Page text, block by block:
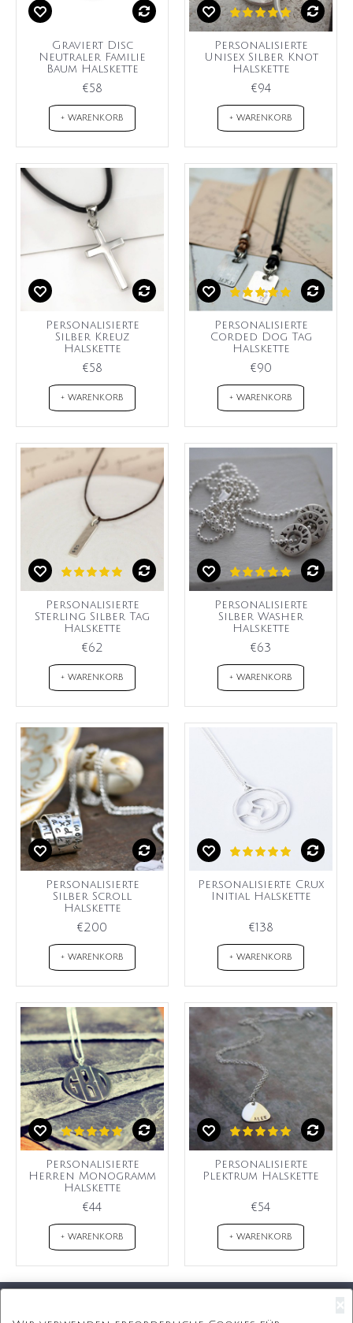
Graviert Disc
Neutraler Familie
Baum Halskette
€58
+ WARENKORB
Personalisierte
Unisex Silber Knot
Halskette
€94
+ WARENKORB
Personalisierte
Silber Kreuz
Halskette
€58
+ WARENKORB
Personalisierte
Corded Dog Tag
Halskette
€90
+ WARENKORB
Personalisierte
Sterling Silber Tag
Halskette
€62
+ WARENKORB
Personalisierte
Silber Washer
Halskette
€63
+ WARENKORB
Personalisierte
Silber Scroll
Halskette
€200
+ WARENKORB
Personalisierte Crux
Initial Halskette
€138
+ WARENKORB
Personalisierte
Herren Monogramm
Halskette
€44
+ WARENKORB
Personalisierte
Plektrum Halskette
€54
+ WARENKORB